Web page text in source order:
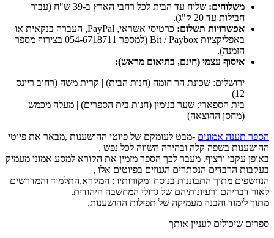
משלוחים:
שליח עד הבית לכל רחבי הארץ ב-39 ש"ח (עבור
חבילות עד 20 ק"ג).
אפשרויות תשלום:
כרטיסי אשראי, PayPal, העברה בנקאית או
באפליקציות Bit / Paybox (למספר 054-6718711 בצירוף מספר
הזמנה).
איסוף עצמי (חינם, בתיאום מראש):
ירושלים: שכונת הר חומה (חנות הבית) | קרית משה (רחוב ריינס
12)
בית הספארי: שער בנימין (חנות בית הספרים) | מעלה מכמש
(מחסן ההוצאה)
הספר תענה אמונים -מבט לעומקם של פיוטי ההושענות ,מבאר את פיוטי
ההושענות בשפה קלה ובהירה השווה לכל נפש ,
באופן עקבי ורציף. מעבר לכך הספר מזמין את הקורא למסע אמוני מעמיק
בעקבות הרבדים הנסתרים הגנוזים בפיוטים אלו ,
הנחשפים מתוך התבוננות בנוסח ומקורותיו : המקרא,התלמוד והמדרשים
לאור דבריהם ורעיונותיהם של גדולי המחשבה היהודית.
מתוך לימוד והבנה מעמיקה של תפילות ההושענות.
ספרים שיכולים לעניין אותך